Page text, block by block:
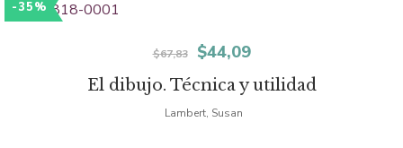
-35%
El dibujo. Técnica y utilidad
$67,83
El
precio
original
$44,09El
precio
Lambert, Susan